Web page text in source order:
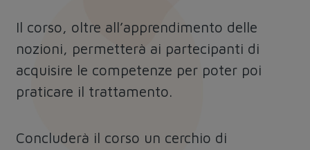
Il corso, oltre all’apprendimento delle
nozioni, permetterà ai partecipanti di
acquisire le competenze per poter poi
praticare il trattamento.
Concluderà il corso un cerchio di